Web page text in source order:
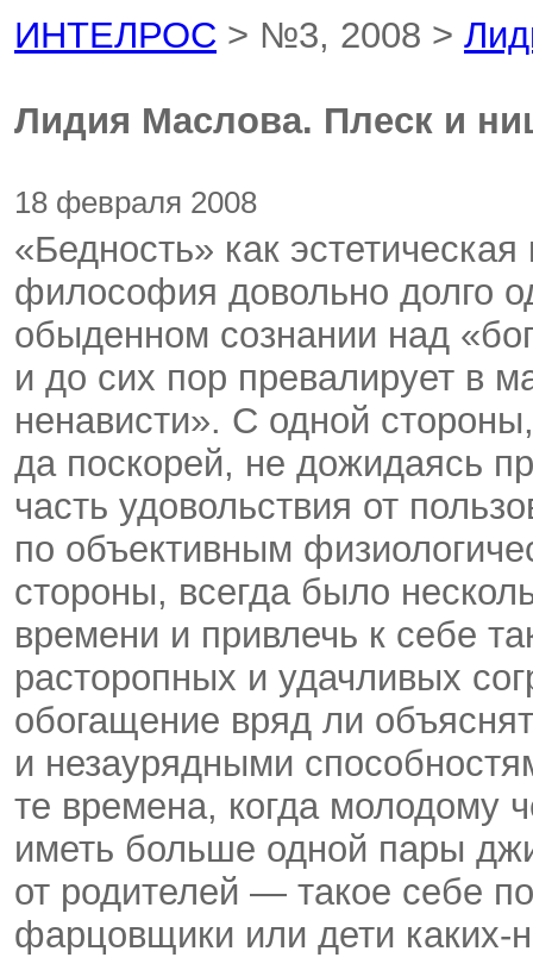
ИНТЕЛРОС > №3, 2008 >
Лидия Маслова. Плеск и
18 февраля 2008
«Бедность» как
философия довольно долго
обыденном сознании над
и до сих пор превалирует в
ненависти». С одной
да поскорей, не дожидаясь
часть удовольствия от
по объективным
стороны, всегда было
времени и привлечь к себе
расторопных и удачливых
обогащение вряд ли
и незаурядными
те времена, когда молодому
иметь больше одной пары
от родителей — такое себе
фарцовщики или дети каких-